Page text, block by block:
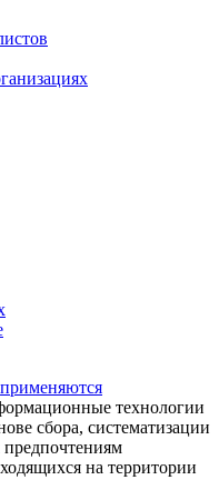
применяются
технологии
сбора, систематизации
предпочтениям
на территории